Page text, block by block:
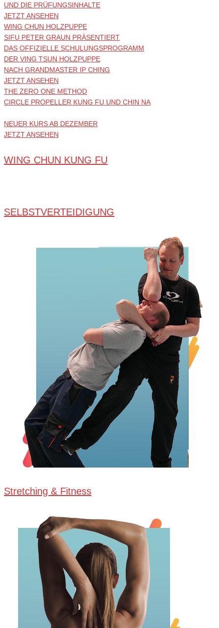
UND DIE PRÜFUNGSINHALTE
JETZT ANSEHEN
WING CHUN HOLZPUPPE
SIFU PETER GRAUN PRÄSENTIERT
DAS OFFIZIELLE SCHULUNGSPROGRAMM
DER VING TSUN HOLZPUPPE
NACH GRANDMASTER IP CHING
JETZT ANSEHEN
THE ZERO ONE METHOD
CIRCLE PROPELLER KUNG FU UND CHIN NA
NEUER KURS AB DEZEMBER
JETZT ANSEHEN
WING CHUN KUNG FU
SELBSTVERTEIDIGUNG
Stretching & Fitness